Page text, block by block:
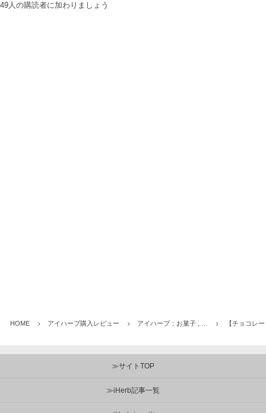
49人の購読者に加わりましょう
HOME アイハーブ購入レビュー アイハーブ：お菓子 , … 【チョコレ
≫サイトTOP
≫iHerb記事一覧